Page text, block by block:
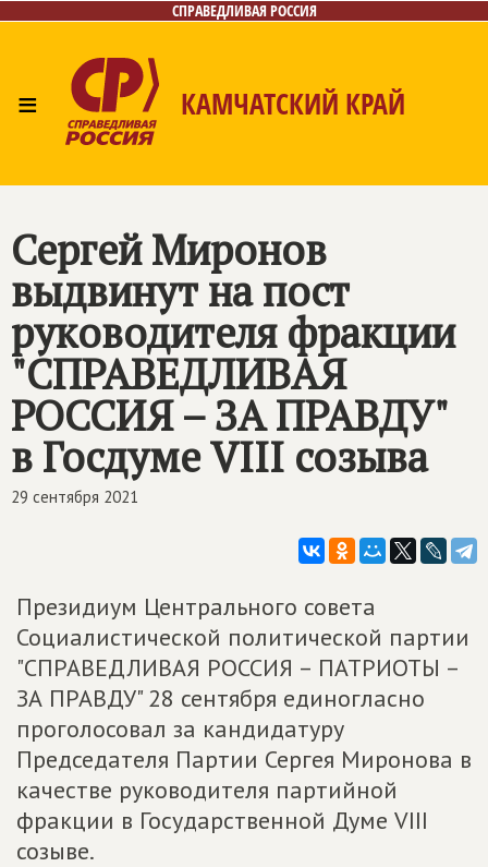
СПРАВЕДЛИВАЯ РОССИЯ
≡ КАМЧАТСКИЙ КРАЙ
Сергей Миронов
выдвинут на пост
руководителя фракции
"СПРАВЕДЛИВАЯ
РОССИЯ – ЗА ПРАВДУ"
в Госдуме VIII созыва
29 сентября 2021
Президиум Центрального совета
Социалистической политической партии
"СПРАВЕДЛИВАЯ РОССИЯ – ПАТРИОТЫ –
ЗА ПРАВДУ" 28 сентября единогласно
проголосовал за кандидатуру
Председателя Партии Сергея Миронова в
качестве руководителя партийной
фракции в Государственной Думе VIII
созыве.